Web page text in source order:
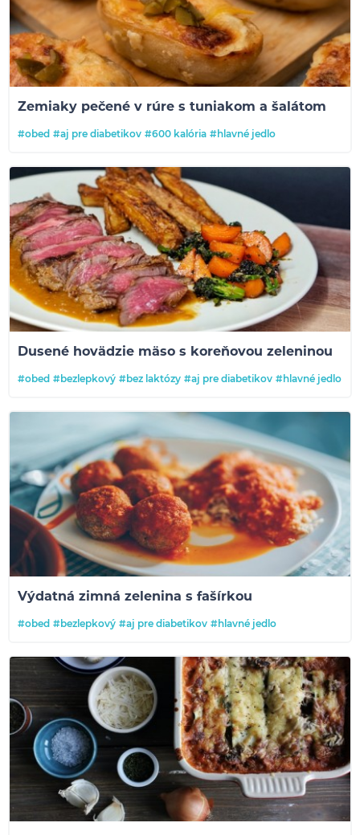
Zemiaky pečené v rúre s tuniakom a šalátom
#obed #aj pre diabetikov #600 kalória #hlavné jedlo
Dusené hovädzie mäso s koreňovou zeleninou
#obed #bezlepkový #bez laktózy #aj pre diabetikov #hlavné jedlo
Výdatná zimná zelenina s fašírkou
#obed #bezlepkový #aj pre diabetikov #hlavné jedlo